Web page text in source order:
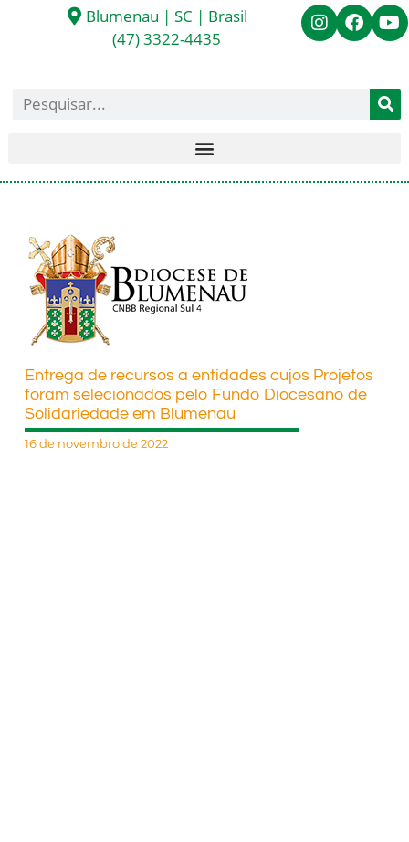
Blumenau | SC | Brasil
(47) 3322-4435
Entrega de recursos a entidades cujos Projetos
foram selecionados pelo Fundo Diocesano de
Solidariedade em Blumenau
16 de novembro de 2022